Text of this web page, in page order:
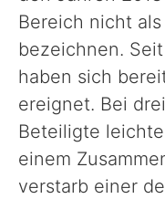
Politik
Verwaltung
Unsere Standorte
Bereich nicht
bezeichnen.
haben sich
ereignet. Bei
Beteiligte
einem
verstarb einer